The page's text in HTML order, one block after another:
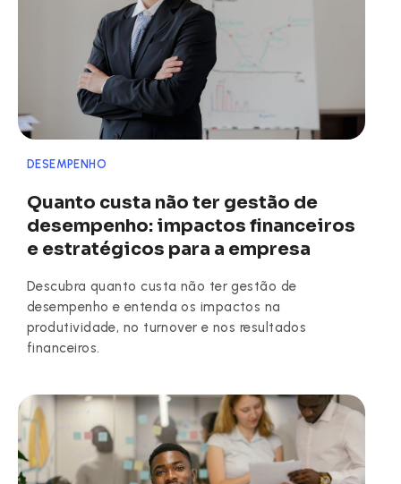
DESEMPENHO
Quanto custa não ter gestão de
desempenho: impactos financeiros
e estratégicos para a empresa
Descubra quanto custa não ter gestão de
desempenho e entenda os impactos na
produtividade, no turnover e nos resultados
financeiros.